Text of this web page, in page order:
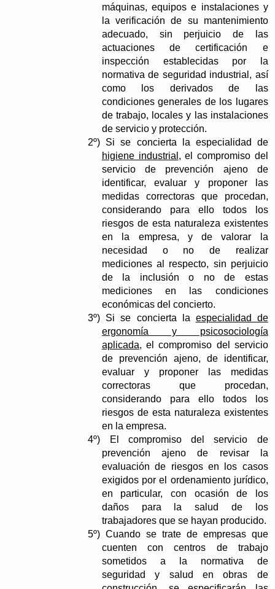
máquinas, equipos e instalaciones y
la verificación de su mantenimiento
adecuado, sin perjuicio de las
actuaciones de certificación e
inspección establecidas por la
normativa de seguridad industrial, así
como los derivados de las
condiciones generales de los lugares
de trabajo, locales y las instalaciones
de servicio y protección.
2º) Si se concierta la especialidad de
higiene industrial , el compromiso del
servicio de prevención ajeno de
identificar, evaluar y proponer las
medidas correctoras que procedan,
considerando para ello todos los
riesgos de esta naturaleza existentes
en la empresa, y de valorar la
necesidad o no de realizar
mediciones al respecto, sin perjuicio
de la inclusión o no de estas
mediciones en las condiciones
económicas del concierto.
3º) Si se concierta la especialidad de
ergonomía y psicosociología
aplicada, el compromiso del servicio
de prevención ajeno, de identificar,
evaluar y proponer las medidas
correctoras que procedan,
considerando para ello todos los
riesgos de esta naturaleza existentes
en la empresa.
4º)
El compromiso del servicio de
prevención ajeno de revisar la
evaluación de riesgos en los casos
exigidos por el ordenamiento jurídico,
en particular, con ocasión de los
daños para la salud de los
trabajadores que se hayan producido.
5º)Cuando se trate de empresas que
cuenten con centros de trabajo
sometidos a la normativa de
seguridad y salud en obras de